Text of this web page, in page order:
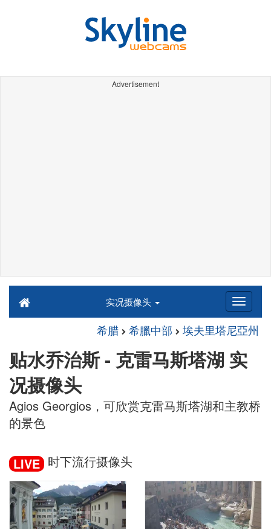
Advertisement
实况摄像头
希腊 希臘中部 埃夫里塔尼亞州
贴水乔治斯 - 克雷马斯塔湖 实
况摄像头
Agios Georgios，可欣赏克雷马斯塔湖和主教桥
的景色
LIVE 时下流行摄像头